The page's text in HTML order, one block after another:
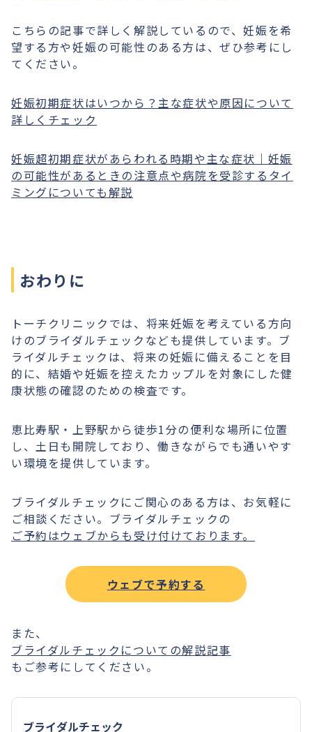
こちらの記事で詳しく解説しているので、妊娠を希
望する方や妊娠の可能性のある方は、ぜひ参考にし
てください。
妊娠初期症状はいつから？主な症状や原因について
詳しくチェック
妊娠超初期症状があらわれる時期や主な症状｜妊娠
の可能性があるときの注意点や病院を受診するタイ
ミングについても解説
おわりに
トーチクリニックでは、将来妊娠を考えている方向
けのブライダルチェックなども提供しています。ブ
ライダルチェックは、将来の妊娠に備えることを目
的に、結婚や妊娠を控えたカップルを対象にした健
康状態の確認のための検査です。
恵比寿駅・上野駅から徒歩1分の便利な場所に位置
し、土日も開院しており、働きながらでも通いやす
い環境を提供しています。
ブライダルチェックにご関心のある方は、お気軽に
ご相談ください。ブライダルチェックの
ご予約はウェブからも受け付けております。
ウェブで予約する
また、
ブライダルチェックについての解説記事
もご参考にしてください。
ブライダルチェック